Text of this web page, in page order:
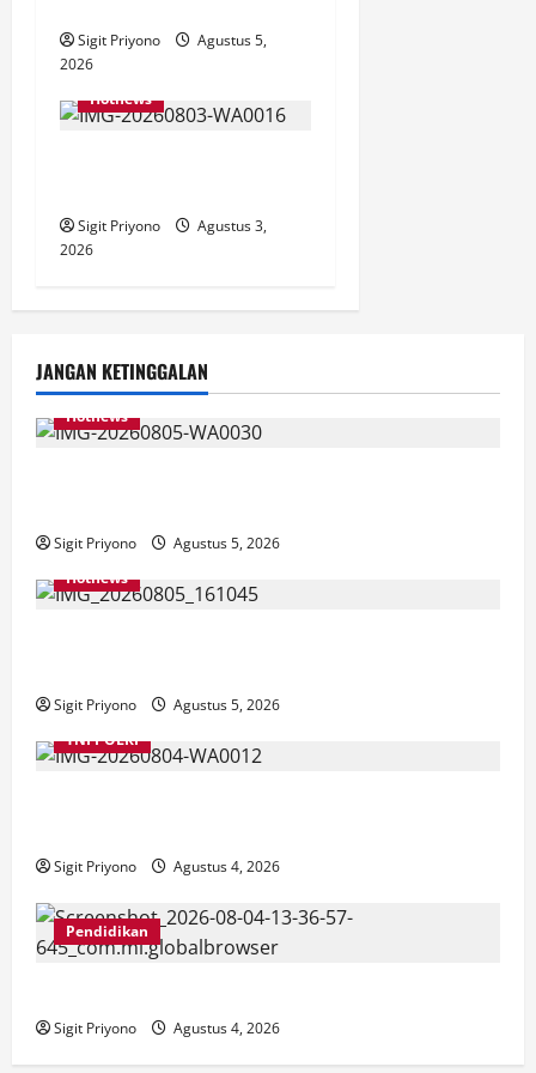
Sigit Priyono
Agustus 5,
2026
Hotnews
Sigit Priyono
Agustus 3,
2026
JANGAN KETINGGALAN
Hotnews
Sigit Priyono
Agustus 5, 2026
Hotnews
Sigit Priyono
Agustus 5, 2026
TNI POLRI
Sigit Priyono Agustus 4, 2026
Pendidikan
Sigit Priyono Agustus 4, 2026